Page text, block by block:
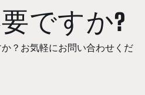
ですか?
？お気軽にお問い合わせくだ